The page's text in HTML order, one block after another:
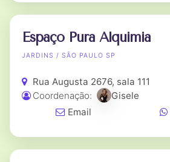
Espaço Pura Alquimia
JARDINS / SÃO PAULO SP
Rua Augusta 2676, sala 111
Coordenação:
Gisele
Email